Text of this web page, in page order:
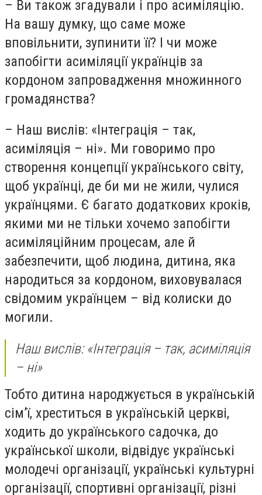
– Ви також згадували і про асиміляцію.
На вашу думку, що саме може
вповільнити, зупинити її? І чи може
запобігти асиміляції українців за
кордоном запровадження множинного
громадянства?
– Наш вислів: «Інтеграція – так,
асиміляція – ні». Ми говоримо про
створення концепції українського світу,
щоб українці, де би ми не жили, чулися
українцями. Є багато додаткових кроків,
якими ми не тільки хочемо запобігти
асиміляційним процесам, але й
забезпечити, щоб людина, дитина, яка
народиться за кордоном, виховувалася
свідомим українцем – від колиски до
могили.
Наш вислів: «Інтеграція – так, асиміляція
– ні»
Тобто дитина народжується в українській
сім’ї, хреститься в українській церкві,
ходить до українського садочка, до
української школи, відвідує українські
молодечі організації, українські культурні
організації, спортивні організації, різні